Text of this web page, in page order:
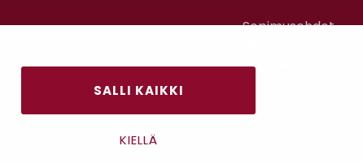
SALLI KAIKKI
KIELLÄ
Sopimusehdot